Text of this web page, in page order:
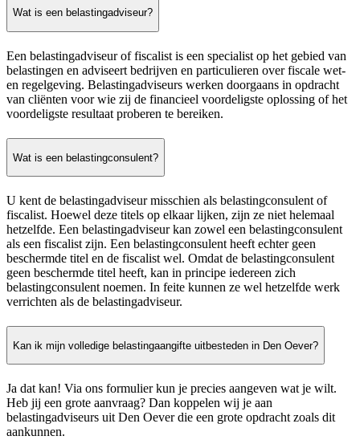
Wat is een belastingadviseur?
Een belastingadviseur of fiscalist is een specialist op het gebied van
belastingen en adviseert bedrijven en particulieren over fiscale wet-
en regelgeving. Belastingadviseurs werken doorgaans in opdracht
van cliënten voor wie zij de financieel voordeligste oplossing of het
voordeligste resultaat proberen te bereiken.
Wat is een belastingconsulent?
U kent de belastingadviseur misschien als belastingconsulent of
fiscalist. Hoewel deze titels op elkaar lijken, zijn ze niet helemaal
hetzelfde. Een belastingadviseur kan zowel een belastingconsulent
als een fiscalist zijn. Een belastingconsulent heeft echter geen
beschermde titel en de fiscalist wel. Omdat de belastingconsulent
geen beschermde titel heeft, kan in principe iedereen zich
belastingconsulent noemen. In feite kunnen ze wel hetzelfde werk
verrichten als de belastingadviseur.
Kan ik mijn volledige belastingaangifte uitbesteden in Den Oever?
Ja dat kan! Via ons formulier kun je precies aangeven wat je wilt.
Heb jij een grote aanvraag? Dan koppelen wij je aan
belastingadviseurs uit Den Oever die een grote opdracht zoals dit
aankunnen.